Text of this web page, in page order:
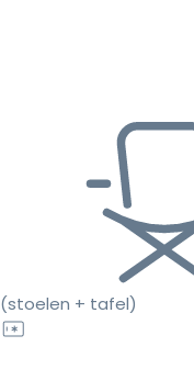
(stoelen + tafel)